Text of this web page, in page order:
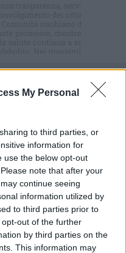
My Personal
to third parties, or
information for
use the below opt-out
note that after your
continue seeing
information utilized by
to third parties prior to
out of the further
by third parties on the
This information may
questo
rappresenta la linea editoriale
I messaggi inclusi nei
inviati dai singoli lettori che
senza filtro preventivo. I commenti
rimossi in automatico dal